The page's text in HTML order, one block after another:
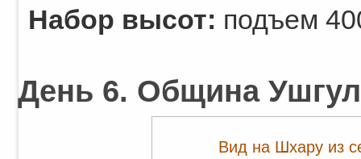
Набор высот: подъем
День 6. Община
Вид на Шхару из